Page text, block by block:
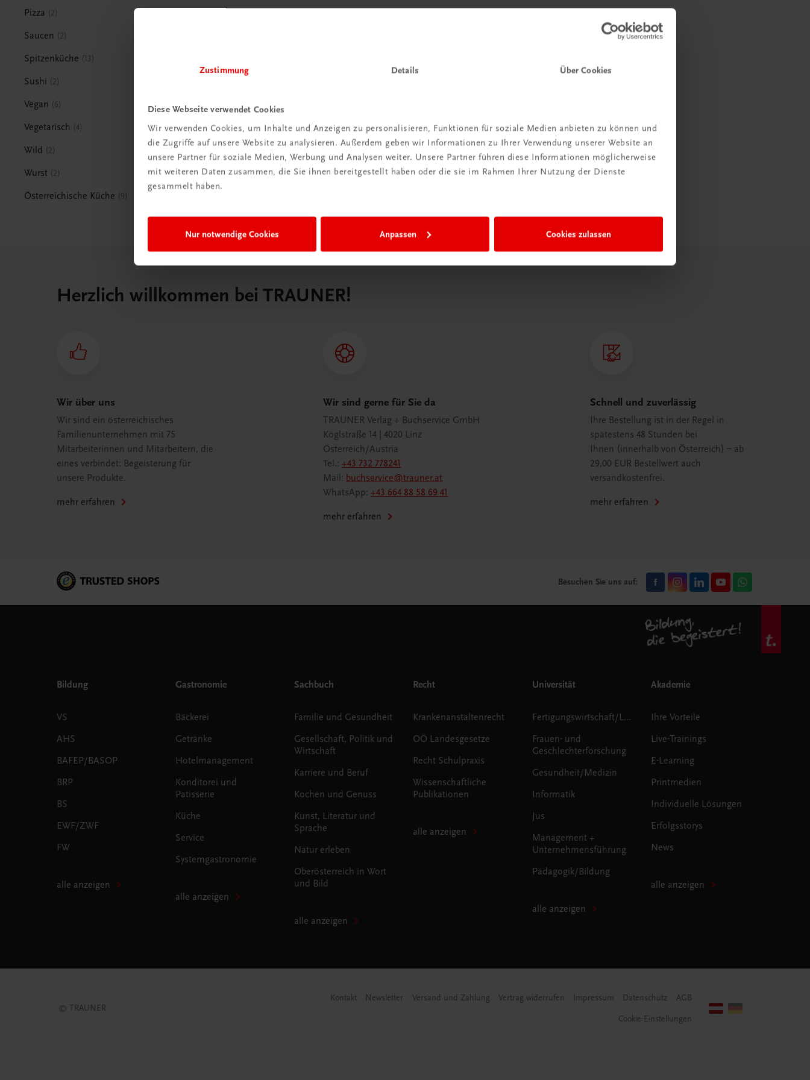
Zustimmung Details Über Cookies
Diese Webseite verwendet Cookies
Wir verwenden Cookies, um Inhalte und Anzeigen zu personalisieren, Funktionen für soziale Medien anbieten zu können und
die Zugriffe auf unsere Website zu analysieren. Außerdem geben wir Informationen zu Ihrer Verwendung unserer Website an
unsere Partner für soziale Medien, Werbung und Analysen weiter. Unsere Partner führen diese Informationen möglicherweise
mit weiteren Daten zusammen, die Sie ihnen bereitgestellt haben oder die sie im Rahmen Ihrer Nutzung der Dienste
gesammelt haben.
Nur notwendige Cookies Anpassen Cookies zulassen
Pizza 2
Saucen 2
Spitzenküche 13
Sushi 2
Vegan 6
Vegetarisch 4
Wild 2
Wurst 2
Österreichische Küche 9
Herzlich willkommen bei TRAUNER!
Wir über uns
Wir sind ein österreichisches
Familienunternehmen mit 75
Mitarbeiterinnen und Mitarbeitern, die
eines verbindet: Begeisterung für
unsere Produkte.
mehr erfahren
Wir sind gerne für Sie da
TRAUNER Verlag + Buchservice GmbH
Köglstraße 14 | 4020 Linz
Österreich/Austria
Tel.:+43 732 778241
Mail: buchservice@trauner.at
WhatsApp:+43 664 88 58 69 41
mehr erfahren
Schnell und zuverlässig
Ihre Bestellung ist in der Regel in
spätestens 48 Stunden bei
Ihnen (innerhalb von Österreich) – ab
29,00 EUR Bestellwert auch
versandkostenfrei.
mehr erfahren
Besuchen Sie uns auf:
Bildung
VS
AHS
BAFEP/BASOP
BRP
BS
EWF/ZWF
FW
alle anzeigen
Gastronomie
Bäckerei
Getränke
Hotelmanagement
Konditorei und
Patisserie
Küche
Service
Systemgastronomie
alle anzeigen
Sachbuch
Familie und Gesundheit
Gesellschaft, Politik und
Wirtschaft
Karriere und Beruf
Kochen und Genuss
Kunst, Literatur und
Sprache
Natur erleben
Oberösterreich in Wort
und Bild
alle anzeigen
Recht
Krankenanstaltenrecht
OÖ Landesgesetze
Recht Schulpraxis
Wissenschaftliche
Publikationen
alle anzeigen
Universität
Fertigungswirtschaft/Logistik
Frauen- und
Geschlechterforschung
Gesundheit/Medizin
Informatik
Jus
Management +
Unternehmensführung
Pädagogik/Bildung
alle anzeigen
Akademie
Ihre Vorteile
Live-Trainings
E-Learning
Printmedien
Individuelle Lösungen
Erfolgsstorys
News
alle anzeigen
© TRAUNER
Kontakt Newsletter Versand und Zahlung Vertrag widerrufen Impressum Datenschutz AGB
Cookie-Einstellungen